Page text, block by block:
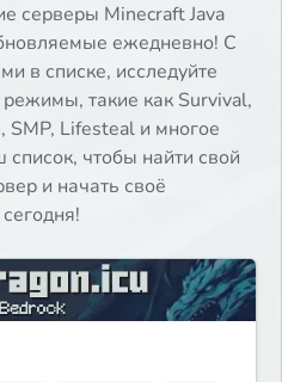
серверы Minecraft Java
ежедневно! С
в списке, исследуйте
такие как Survival,
SMP, Lifesteal и многое
чтобы найти свой
и начать своё